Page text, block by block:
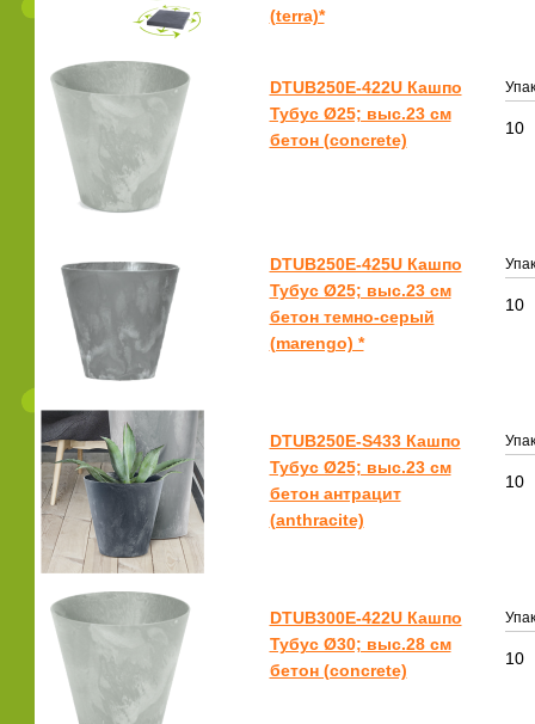
(terra)*
DTUB250E-422U Кашпо
Тубус Ø25; выс.23 см
бетон (concrete)
10
DTUB250E-425U Кашпо
Тубус Ø25; выс.23 см
бетон темно-серый
(marengo) *
10
DTUB250E-S433 Кашпо
Тубус Ø25; выс.23 см
бетон антрацит
(anthracite)
10
DTUB300E-422U Кашпо
Тубус Ø30; выс.28 см
бетон (concrete)
10